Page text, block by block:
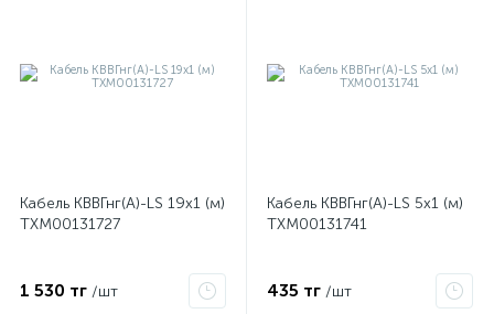
Кабель КВВГнг(А)-LS 19х1 (м)
ТХМ00131727
1 530 тг /шт
Кабель КВВГнг(А)-LS 5х1 (м)
ТХМ00131741
435 тг /шт